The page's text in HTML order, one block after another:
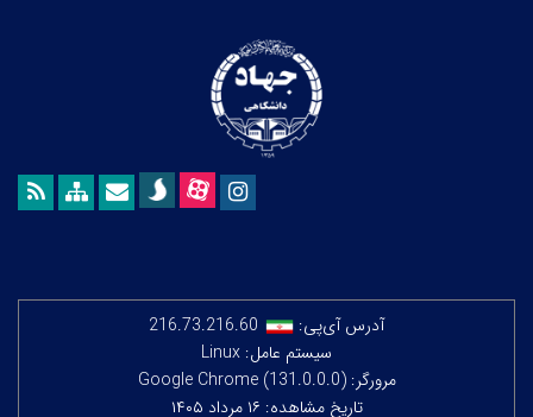
آدرس آی‌پی:
216.73.216.60
سیستم عامل: Linux
مرورگر: Google Chrome (131.0.0.0)
تاریخ مشاهده: ۱۶ مرداد ۱۴۰۵